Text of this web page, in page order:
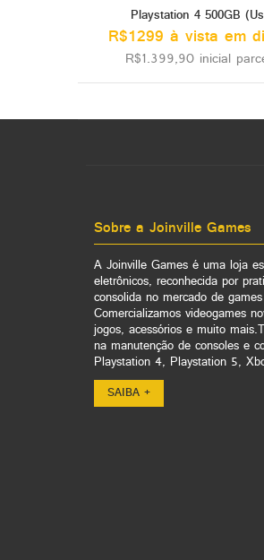
Playstation 4 500GB
R$1299 à vista em
R$1.399,90 inicial
Sobre a Joinville Games
A Joinville Games é uma loja
eletrônicos, reconhecida por
consolida no mercado de
Comercializamos videogames
jogos, acessórios e muito
na manutenção de consoles e
Playstation 4, Playstation 5,
SAIBA +